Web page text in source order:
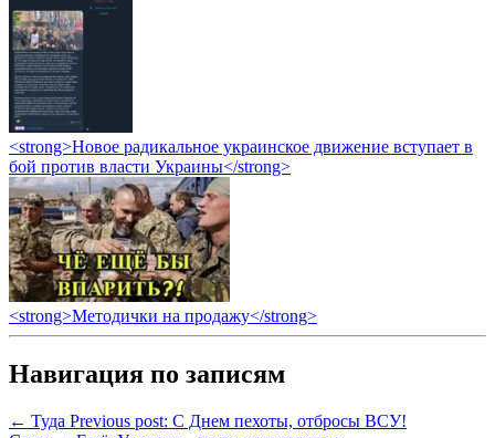
<strong>Новое радикальное украинское движение вступает в
бой против власти Украины</strong>
<strong>Методички на продажу</strong>
Навигация по записям
← Туда Previous post: С Днем пехоты, отбросы ВСУ!